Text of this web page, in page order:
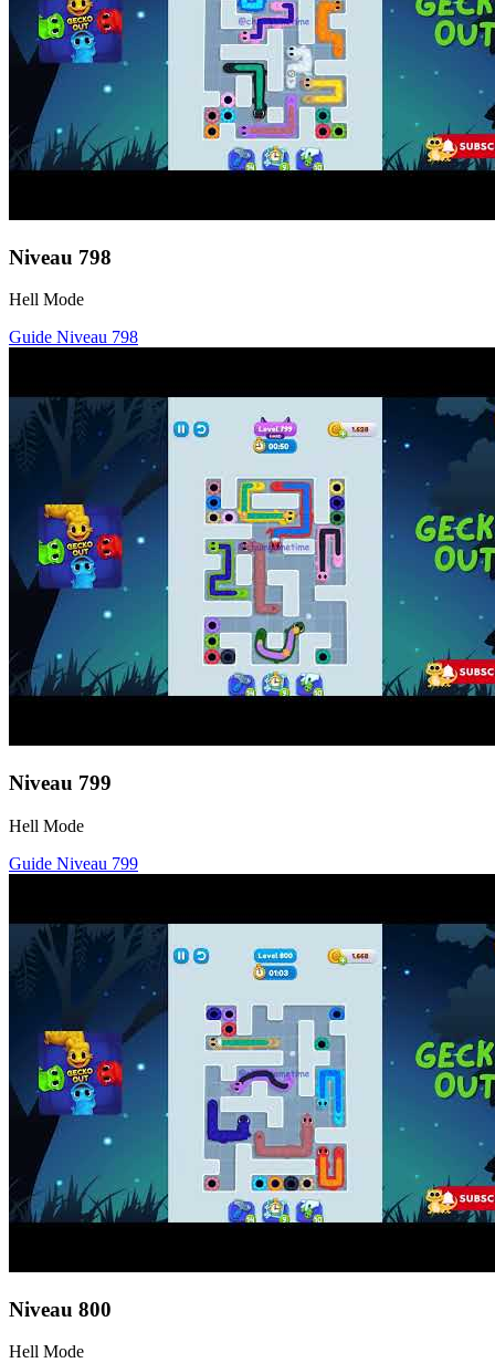
Niveau 798
Hell Mode
Guide Niveau 798
Niveau 799
Hell Mode
Guide Niveau 799
Niveau 800
Hell Mode